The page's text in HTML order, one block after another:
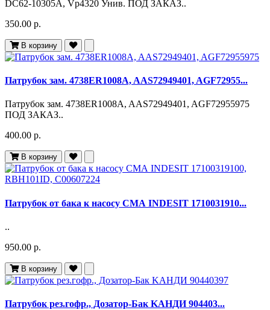
DC62-10305A, Vp4320 Унив. ПОД ЗАКАЗ..
350.00 р.
В корзину
Патрубок зам. 4738ER1008A, AAS72949401, AGF72955...
Патрубок зам. 4738ER1008A, AAS72949401, AGF72955975
ПОД ЗАКАЗ..
400.00 р.
В корзину
Патрубок от бака к насосу СМА INDESIT 1710031910...
..
950.00 р.
В корзину
Патрубок рез.гофр., Дозатор-Бак KАНДИ 904403...